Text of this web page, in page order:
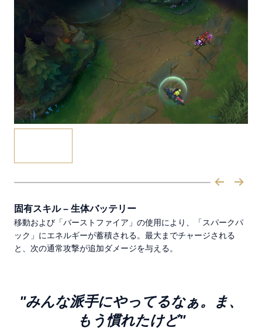
固有スキル – 生体バッテリー
移動および「バーストファイア」の使用により、「スパークパ
ック」にエネルギーが蓄積される。最大までチャージされる
と、次の通常攻撃が追加ダメージを与える。
"みんな派手にやってるなぁ。ま、
もう慣れたけど"